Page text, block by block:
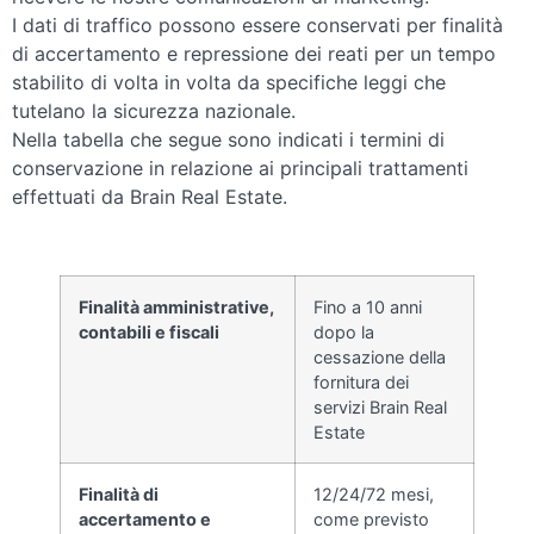
I dati di traffico possono essere conservati per finalità
di accertamento e repressione dei reati per un tempo
stabilito di volta in volta da specifiche leggi che
tutelano la sicurezza nazionale.
Nella tabella che segue sono indicati i termini di
conservazione in relazione ai principali trattamenti
effettuati da Brain Real Estate.
Finalità amministrative,
contabili e fiscali
Fino a 10 anni
dopo la
cessazione della
fornitura dei
servizi Brain Real
Estate
Finalità di
accertamento e
12/24/72 mesi,
come previsto